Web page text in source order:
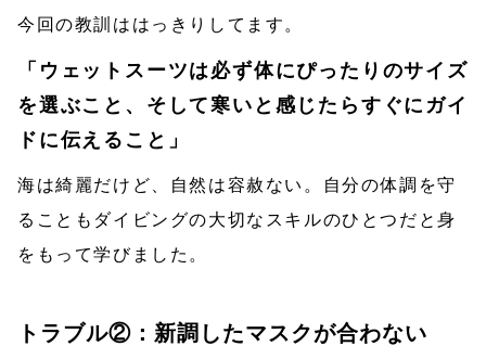
今回の教訓ははっきりしてます。
「ウェットスーツは必ず体にぴったりのサイズ
を選ぶこと、そして寒いと感じたらすぐにガイ
ドに伝えること」
海は綺麗だけど、自然は容赦ない。自分の体調を守
ることもダイビングの大切なスキルのひとつだと身
をもって学びました。
トラブル②：新調したマスクが合わない